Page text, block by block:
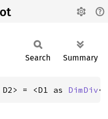
Search Summary
= <D1 as DimDiv